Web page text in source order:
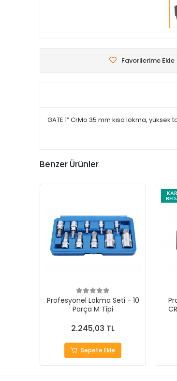
Favorilerime Ekle
GATE 1” CrMo 35 mm kısa lokma,
Benzer Ürünler
Profesyonel Lokma Seti - 10
Parça M Tipi
2.245,03 TL
Sepete Ekle